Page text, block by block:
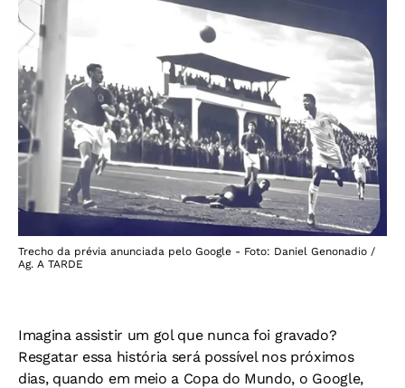
Trecho da prévia anunciada pelo Google - Foto: Daniel Genonadio /
Ag. A TARDE
Imagina assistir um gol que nunca foi gravado?
Resgatar essa história será possível nos próximos
dias, quando em meio a Copa do Mundo, o Google,